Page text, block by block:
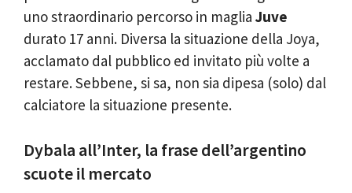
uno straordinario percorso in maglia Juve
durato 17 anni. Diversa la situazione della Joya,
acclamato dal pubblico ed invitato più volte a
restare. Sebbene, si sa, non sia dipesa (solo) dal
calciatore la situazione presente.
Dybala all’Inter, la frase dell’argentino
scuote il mercato